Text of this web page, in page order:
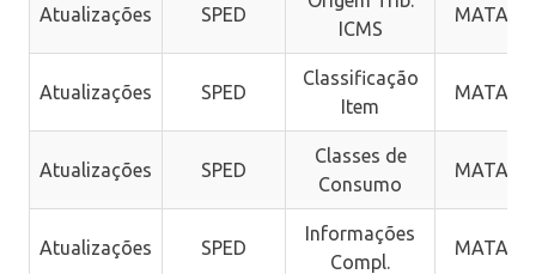
Atualizações SPED
ICMS
Atualizações SPED
Classificação
Item
Atualizações SPED
Classes de
Consumo
Atualizações SPED
Informações
Compl.